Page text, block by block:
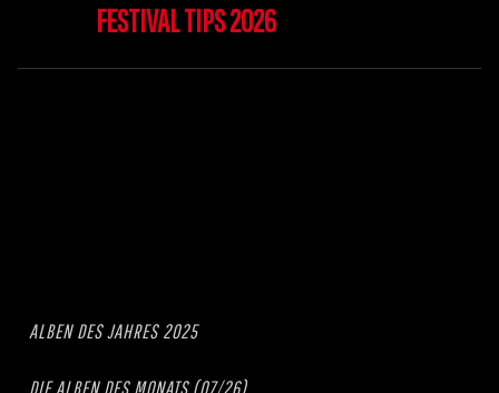
ALBEN DES JAHRES 2025
FESTIVAL TIPS 2026